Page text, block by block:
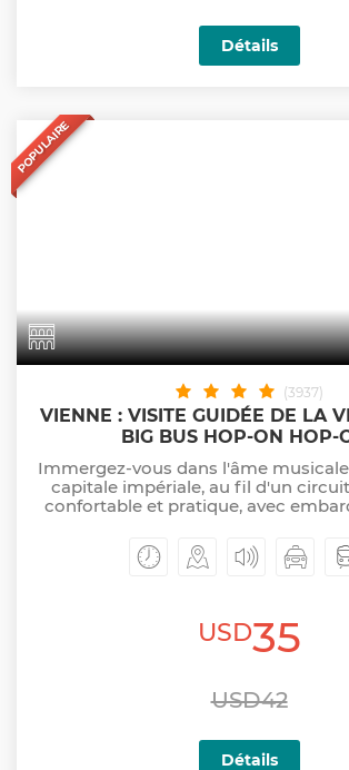
Détails
POPULAIRE
(3937)
VIENNE : VISITE GUIDÉE DE LA
BIG BUS HOP-ON HOP-
Immergez-vous dans l'âme
capitale impériale, au fil d'un
confortable et pratique, avec
USD35
USD42
Détails